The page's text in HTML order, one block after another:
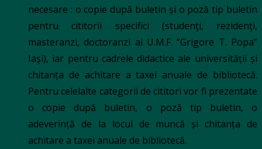
necesare : o copie după buletin și o poză tip buletin
pentru cititorii specifici (studenţi, rezidenţi,
masteranzi, doctoranzi ai U.M.F. “Grigore T. Popa”
Iaşi), iar pentru cadrele didactice ale universității și
chitanța de achitare a taxei anuale de bibliotecă.
Pentru celelalte categorii de cititori vor fi prezentate
o copie după buletin, o poză tip buletin, o
adeverință de la locul de muncă și chitanța de
achitare a taxei anuale de bibliotecă.